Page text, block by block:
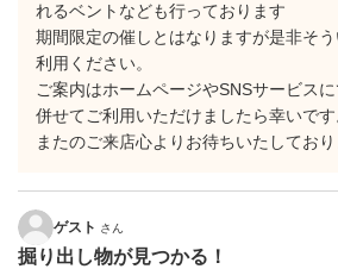
れるベントなども行っております
期間限定の催しとはなりますが是非そ
利用ください。
ご案内はホームページやSNSサービス
併せてご利用いただけましたら幸いです
またのご来店心よりお待ちいたしており
ゲスト さん
掘り出し物が見つかる！